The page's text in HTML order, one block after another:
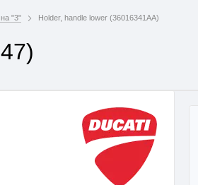
"3" Holder, handle lower (36016341AA)